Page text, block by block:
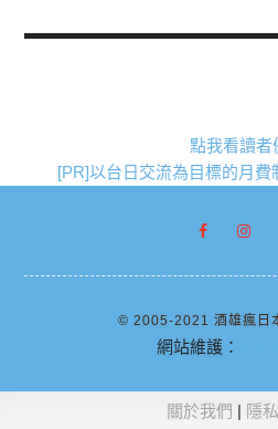
點我看讀者
[PR]以台日交流為目標的月
© 2005-2021 酒雄瘋日
網站維護：
關於我們 | 隱